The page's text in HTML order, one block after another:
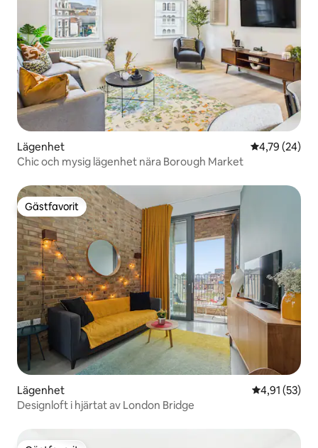
Lägenhet 4,79 av 5 i
4,79 (24)
Chic och mysig lägenhet nära Borough Market
Gästfavorit
Gästfavorit
Lägenhet 4,91 av 5 i
4,91 (53)
Designloft i hjärtat av London Bridge